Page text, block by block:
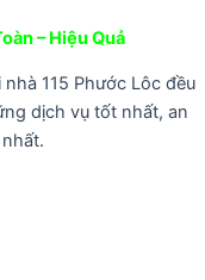
– Hiệu Quả
115 Phước Lôc đều
dịch vụ tốt nhất, an